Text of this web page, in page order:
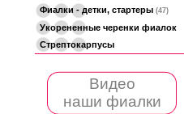
Фиалки - детки, стартеры (47)
Укорененные черенки фиалок
Стрептокарпусы
Видео
наши фиалки